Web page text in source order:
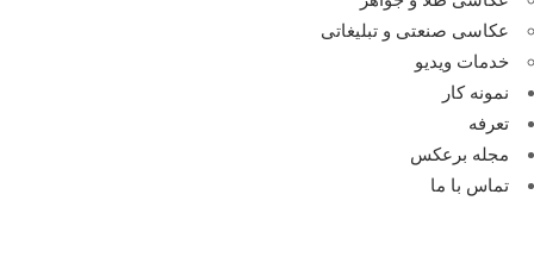
عکاسی صنعتی و تبلیغاتی
خدمات ویدیو
نمونه کار
تعرفه
مجله برعکس
تماس با ما